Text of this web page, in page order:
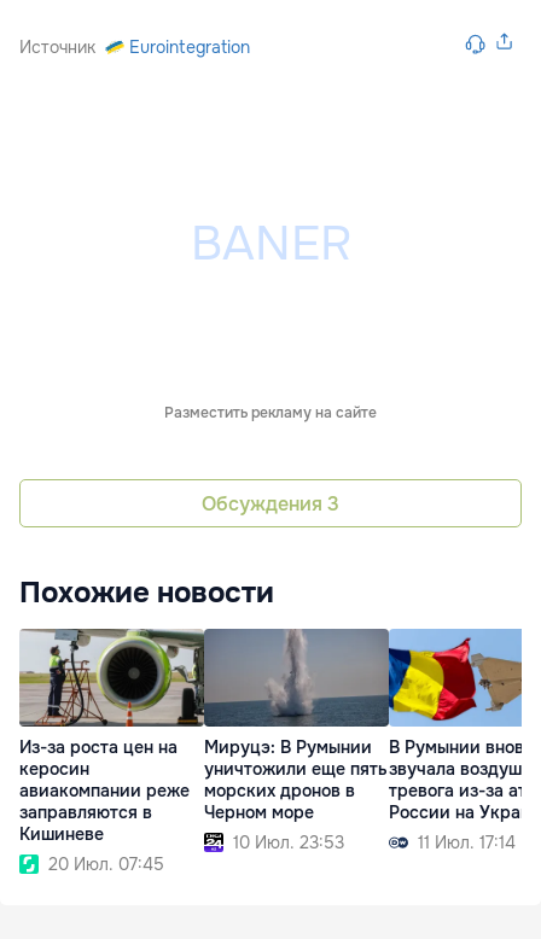
Источник Eurointegration
Разместить рекламу на сайте
Обсуждения 3
Похожие новости
Из-за роста цен на
керосин
авиакомпании реже
заправляются в
Кишиневе
20 Июл. 07:45
Мируцэ: В Румынии
уничтожили еще пять
морских дронов в
Черном море
10 Июл. 23:53
В Румынии вновь
звучала
тревога из-за
России на
11 Июл. 17:14